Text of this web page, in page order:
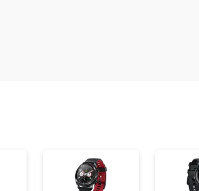
от 2000 ₽